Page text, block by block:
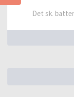
Det sk.